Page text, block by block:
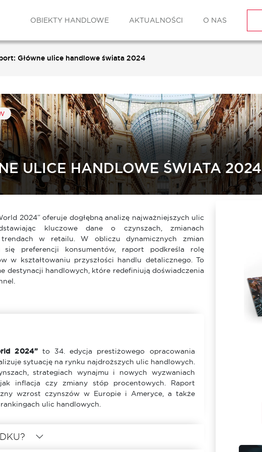
OBIEKTY HANDLOWE AKTUALNOŚCI O NAS
Główne ulice handlowe świata 2024
ULICE HANDLOWE ŚWIATA 2024
2024” oferuje dogłębną analizę najważniejszych ulic
kluczowe dane o czynszach, zmianach
w retailu. W obliczu dynamicznych zmian
się preferencji konsumentów, raport podkreśla rolę
w kształtowaniu przyszłości handlu detalicznego. To
destynacji handlowych, które redefiniują doświadczenia
2024”to 34. edycja prestiżowego opracowania
sytuację na rynku najdroższych ulic handlowych.
strategiach wynajmu i nowych wyzwaniach
inflacja czy zmiany stóp procentowych. Raport
wzrost czynszów w Europie i Ameryce, a także
ulic handlowych.